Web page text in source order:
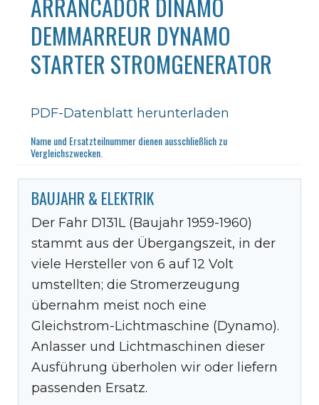
DEMMARREUR DYNAMO
STARTER STROMGENERATOR
PDF-Datenblatt herunterladen
Name und Ersatzteilnummer dienen ausschließlich zu
Vergleichszwecken.
BAUJAHR & ELEKTRIK
Der Fahr D131L (Baujahr 1959-1960)
stammt aus der Übergangszeit, in der
viele Hersteller von 6 auf 12 Volt
umstellten; die Stromerzeugung
übernahm meist noch eine
Gleichstrom-Lichtmaschine (Dynamo).
Anlasser und Lichtmaschinen dieser
Ausführung überholen wir oder liefern
passenden Ersatz.